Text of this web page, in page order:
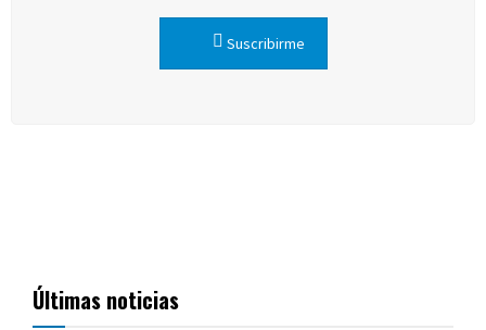
Suscribirme
Últimas noticias